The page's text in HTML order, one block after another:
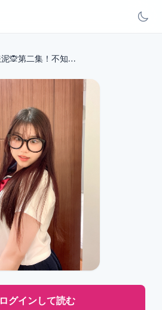
敲碗的制服泥🙊第二集！不知道會不會有第三集…(///▽///)
ログインして読む